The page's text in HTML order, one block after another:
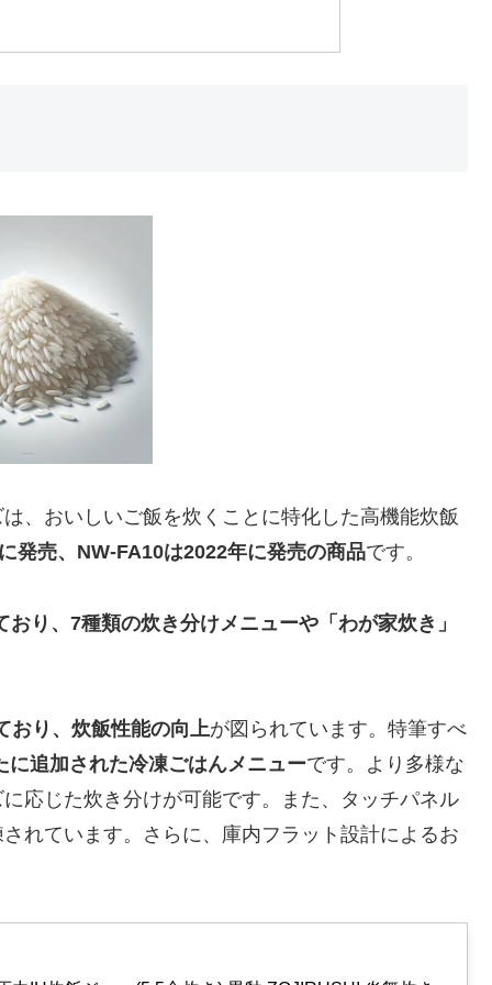
、おいしいご飯を炊くことに特化した高機能炊飯
発売、NW-FA10は2022年に発売の商品です。
り、7種類の炊き分けメニューや「わが家炊き」
おり、炊飯性能の向上が図られています。特筆すべ
追加された冷凍ごはんメニューです。より多様な
応じた炊き分けが可能です。また、タッチパネル
れています。さらに、庫内フラット設計によるお